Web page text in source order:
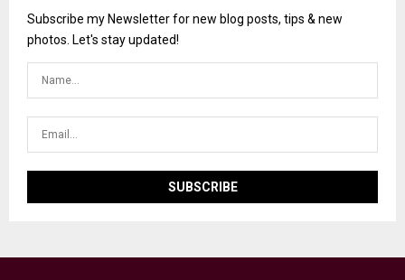
Subscribe my Newsletter for new blog posts, tips & new
photos. Let's stay updated!